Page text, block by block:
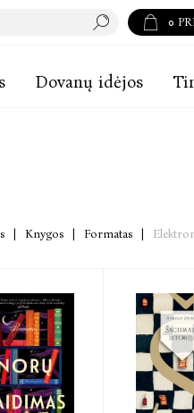
0
Dovanų idėjos
Knygos Formatas